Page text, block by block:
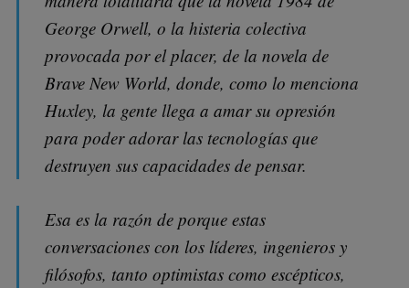
George Orwell, o la histeria colectiva
provocada por el placer, de la novela de
Brave New World, donde, como lo menciona
Huxley, la gente llega a amar su opresión
para poder adorar las tecnologías que
destruyen sus capacidades de pensar.
Esa es la razón de porque estas
conversaciones con los líderes, ingenieros y
filósofos, tanto optimistas como escépticos,